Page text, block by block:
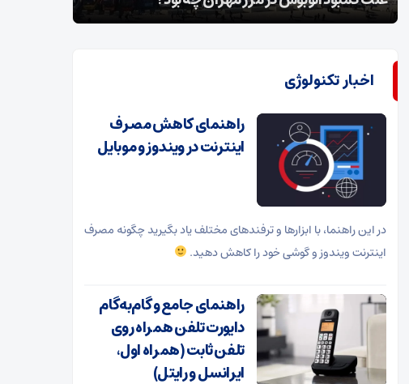
اخبار تکنولوژی
راهنمای کاهش مصرف
اینترنت در ویندوز و موبایل
در این راهنما، با ابزارها و ترفندهای مختلف یاد بگیرید چگونه مصرف
اینترنت ویندوز و گوشی خود را کاهش دهید.
راهنمای جامع و گام‌به‌گام
دایورت تلفن همراه روی
تلفن ثابت (همراه اول،
ایرانسل و رایتل)